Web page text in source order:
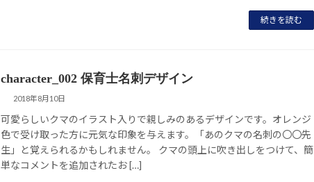
続きを読む
character_002 保育士名刺デザイン
2018年8月10日
可愛らしいクマのイラスト入りで親しみのあるデザインです。オレンジ
色で受け取った方に元気な印象を与えます。「あのクマの名刺の〇〇先
生」と覚えられるかもしれません。 クマの頭上に吹き出しをつけて、簡
単なコメントを追加されたお […]